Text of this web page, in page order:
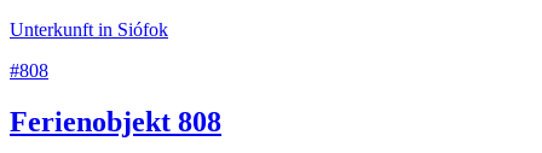
Unterkunft in Siófok
#808
Ferienobjekt 808